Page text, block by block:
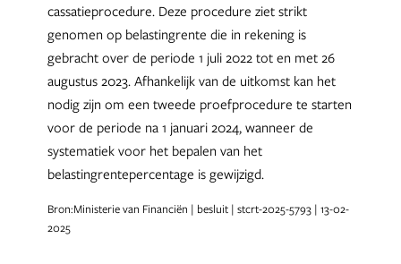
cassatieprocedure. Deze procedure ziet strikt
genomen op belastingrente die in rekening is
gebracht over de periode 1 juli 2022 tot en met 26
augustus 2023. Afhankelijk van de uitkomst kan het
nodig zijn om een tweede proefprocedure te starten
voor de periode na 1 januari 2024, wanneer de
systematiek voor het bepalen van het
belastingrentepercentage is gewijzigd.
Bron:Ministerie van Financiën | besluit | stcrt-2025-5793 | 13-02-
2025